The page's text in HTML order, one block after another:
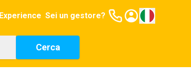
Experience Sei un gestore?
Cerca